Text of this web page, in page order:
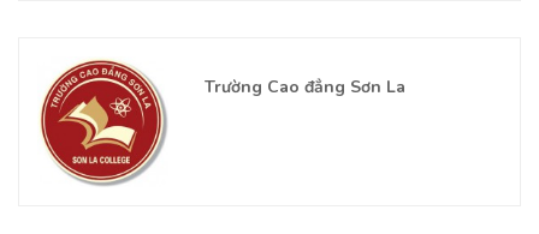
Trường Cao đẳng Sơn La